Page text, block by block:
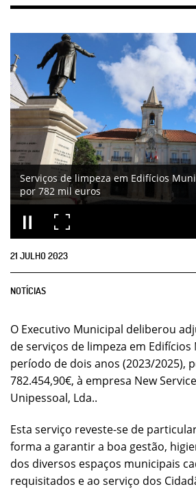
Serviços de limpeza em Edifícios
por 782 mil euros
21 JULHO2023
NOTÍCIAS
O Executivo Municipal deliberou
de serviços de limpeza em
período de dois anos (2023/2025),
782.454,90€, à empresa New
Unipessoal, Lda..
Esta serviço reveste-se de
forma a garantir a boa gestão,
dos diversos espaços municipais
requisitados e ao serviço dos